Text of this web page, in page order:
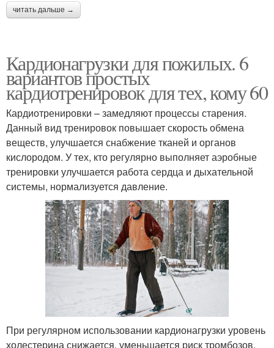
читать дальше →
Кардионагрузки для пожилых. 6
вариантов простых
кардиотренировок для тех, кому 60
Кардиотренировки – замедляют процессы старения.
Данный вид тренировок повышает скорость обмена
веществ, улучшается снабжение тканей и органов
кислородом. У тех, кто регулярно выполняет аэробные
тренировки улучшается работа сердца и дыхательной
системы, нормализуется давление.
При регулярном использовании кардионагрузки уровень
холестерина снижается, уменьшается риск тромбозов,